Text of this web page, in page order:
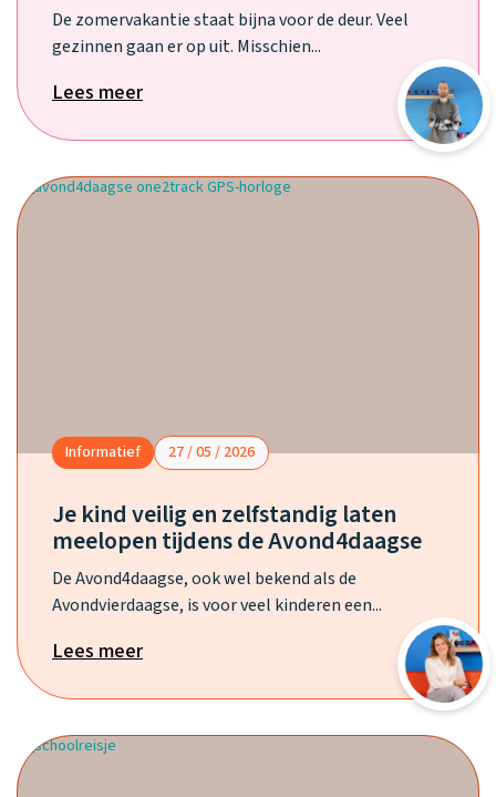
De zomervakantie staat bijna voor de deur. Veel
gezinnen gaan er op uit. Misschien...
Lees meer
Informatief 27 / 05 / 2026
Je kind veilig en zelfstandig laten
meelopen tijdens de Avond4daagse
De Avond4daagse, ook wel bekend als de
Avondvierdaagse, is voor veel kinderen een...
Lees meer